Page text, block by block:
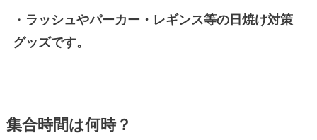
・ ラッシュやパーカー・レギンス等の日焼け対策
グッズです。
集合時間は何時？